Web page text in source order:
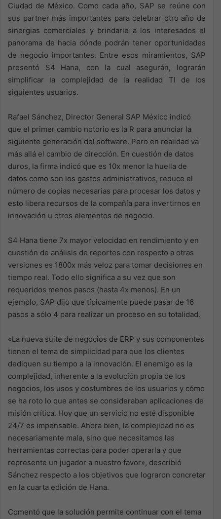
Ciudad de México. Como cada año, SAP se reúne con
sus partner más importantes para celebrar otro año de
sinergias comerciales y brindarle a los interesados el
panorama de hacia dónde podrán tener oportunidades
de negocio importantes. Entre esos miramientos, SAP
presentó S4 Hana, con la cual asegurán, lograrán
simplificar la complejidad de la realidad TI de los
siguientes usuarios.
Rafael Sánchez, Director General SAP México indicó
que el primer cambio notorio es la R para anunciar la
siguiente generación del software. Pero en realidad va
más allá el cambio de dirección. En cuestión de datos
duros, la firma indicó que es 10x menor la huella de
datos como son los gastos administrativos, reduce el
número de copias necesarias para procesar los datos y
esto libera recursos de la compañía para invertirnos en
innovación u otros elementos de negocio.
S4 Hana tiene 7x mayor velocidad en rendimiento y en
cuestión de análisis de reportes con respecto a otras
versiones es 1800x más veloz para tomar decisiones en
tiempo real. Todo ello significa a su vez que son
requeridos menos pasos (hasta 4x menos). En un
ejemplo, SAP dijo que típicamente puede pasar de 16
pasos a sólo 4 para realizar un proceso en su totalidad.
«La nueva suite de negocios de ERP y sus componentes
tienen el tema de simplicidad para que los clientes
dediquen su tiempo a la innovación. El enemigo es la
complejidad, inherente a la evolución propia de los
negocios, los usos y costumbres de los usuarios y cómo
se ha roto lo que antes se consideraban aplicaciones de
misión crítica. Hoy que un servicio no esté disponible
24/7 es impensable. Ahora bien, la complejidad no es
necesariamente mala, sino que necesitamos las
herramientas correctas para poder operarla y que
represente un jugador a nuestro favor», describió
Sánchez respecto a los objetivos que lograron concretar
en la cuarta edición de Hana.
Comentó que la solución permite continuar con el tema